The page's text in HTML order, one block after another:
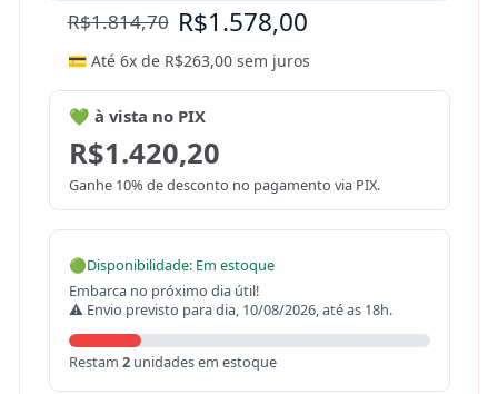
R$1.814,70 R$1.578,00
💳 Até 6x de R$263,00sem juros
💚 à vista no PIX
R$1.420,20
Ganhe 10% de desconto no pagamento via PIX.
🟢Disponibilidade: Em estoque
Embarca no próximo dia útil!
⚠ Envio previsto para dia, 10/08/2026, até as 18h.
Restam 2unidades em estoque